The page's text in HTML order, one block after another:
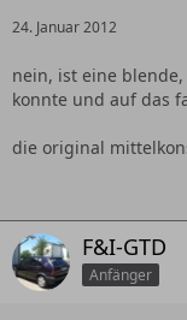
24. Januar 2012
nein, ist eine
konnte und auf das
die original
F&I-GTD
Anfänger